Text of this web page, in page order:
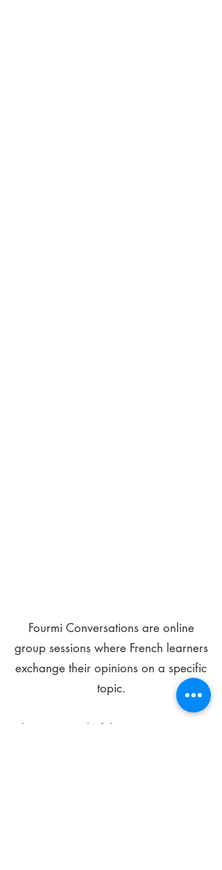
Fourmi Conversations are online
group sessions where French learners
exchange their opinions on a specific
topic.
The main goal of these meetings is to